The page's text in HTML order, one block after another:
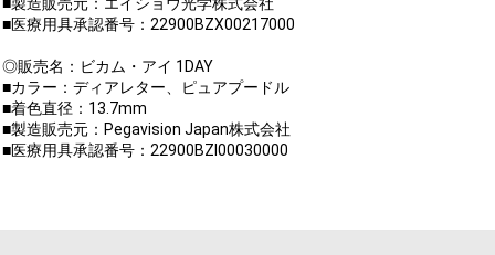
■製造販売元：エイショウ光学株式会社
■医療用具承認番号：22900BZX00217000
◎販売名：ビカム・アイ 1DAY
■カラー：ディアレター、ピュアプードル
■着色直径：13.7mm
■製造販売元：Pegavision Japan株式会社
■医療用具承認番号：22900BZI00030000